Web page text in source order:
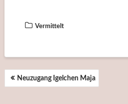
Vermittelt
BEITRAGSNAVIGATION
Neuzugang Igelchen Maja